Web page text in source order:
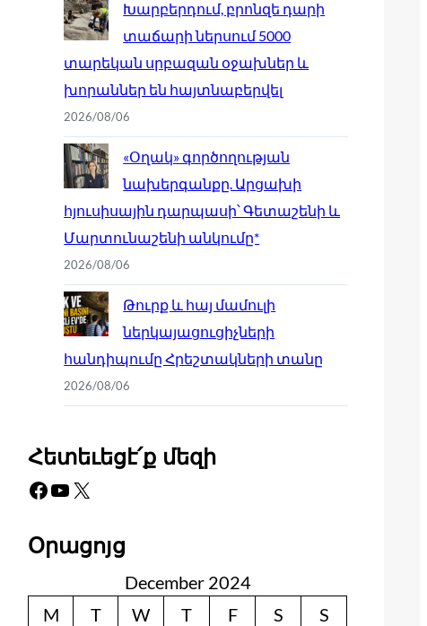
Խարբերդում, բրոնզե դարի
տաճարի ներսում 5000
տարեկան սրբազան օջախներ և
խորաններ են հայտնաբերվել
2026/08/06
«Օղակ» գործողության
նախերգանքը. Արցախի
հյուսիսային դարպասի՝ Գետաշենի և
Մարտունաշենի անկումը*
2026/08/06
Թուրք և հայ մամուլի
ներկայացուցիչների
հանդիպումը Հրեշտակների տանը
2026/08/06
Հետեւեցէ՛ք մեզի
Facebook YouTube X
Օրացոյց
December 2024
M
T W T F S
S